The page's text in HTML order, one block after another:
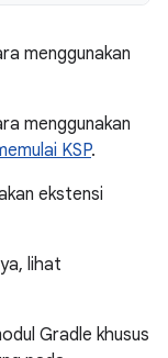
menggunakan
menggunakan
KSP.
ekstensi
lihat
Gradle khusus